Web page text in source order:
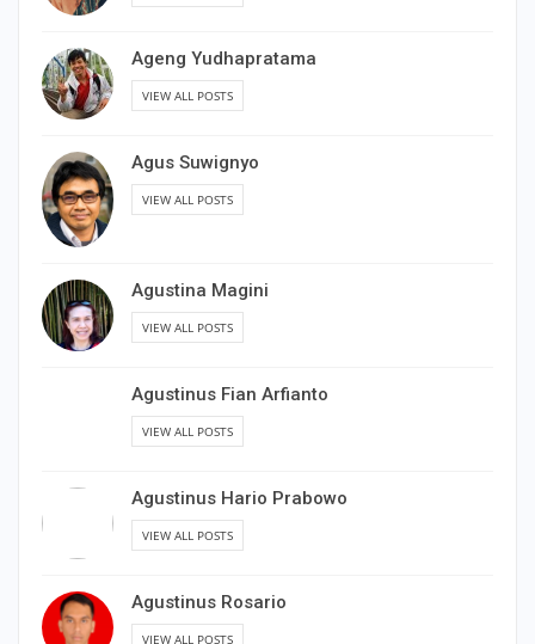
Ageng Yudhapratama
VIEW ALL POSTS
Agus Suwignyo
VIEW ALL POSTS
Agustina Magini
VIEW ALL POSTS
Agustinus Fian Arfianto
VIEW ALL POSTS
Agustinus Hario Prabowo
Agustinus Rosario